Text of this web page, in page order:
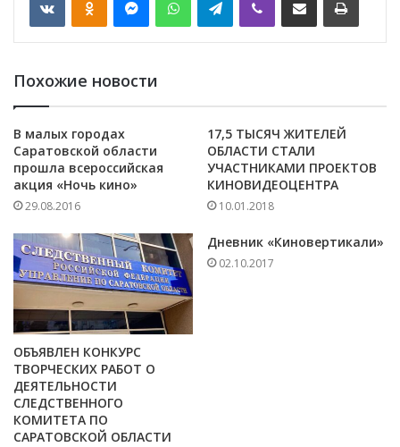
Похожие новости
В малых городах
Саратовской области
прошла всероссийская
акция «Ночь кино»
29.08.2016
17,5 ТЫСЯЧ ЖИТЕЛЕЙ
ОБЛАСТИ СТАЛИ
УЧАСТНИКАМИ ПРОЕКТОВ
КИНОВИДЕОЦЕНТРА
10.01.2018
ОБЪЯВЛЕН КОНКУРС
ТВОРЧЕСКИХ РАБОТ О
ДЕЯТЕЛЬНОСТИ
СЛЕДСТВЕННОГО
КОМИТЕТА ПО
САРАТОВСКОЙ ОБЛАСТИ
Дневник «Киновертикали»
02.10.2017